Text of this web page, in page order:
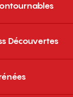
Découvertes